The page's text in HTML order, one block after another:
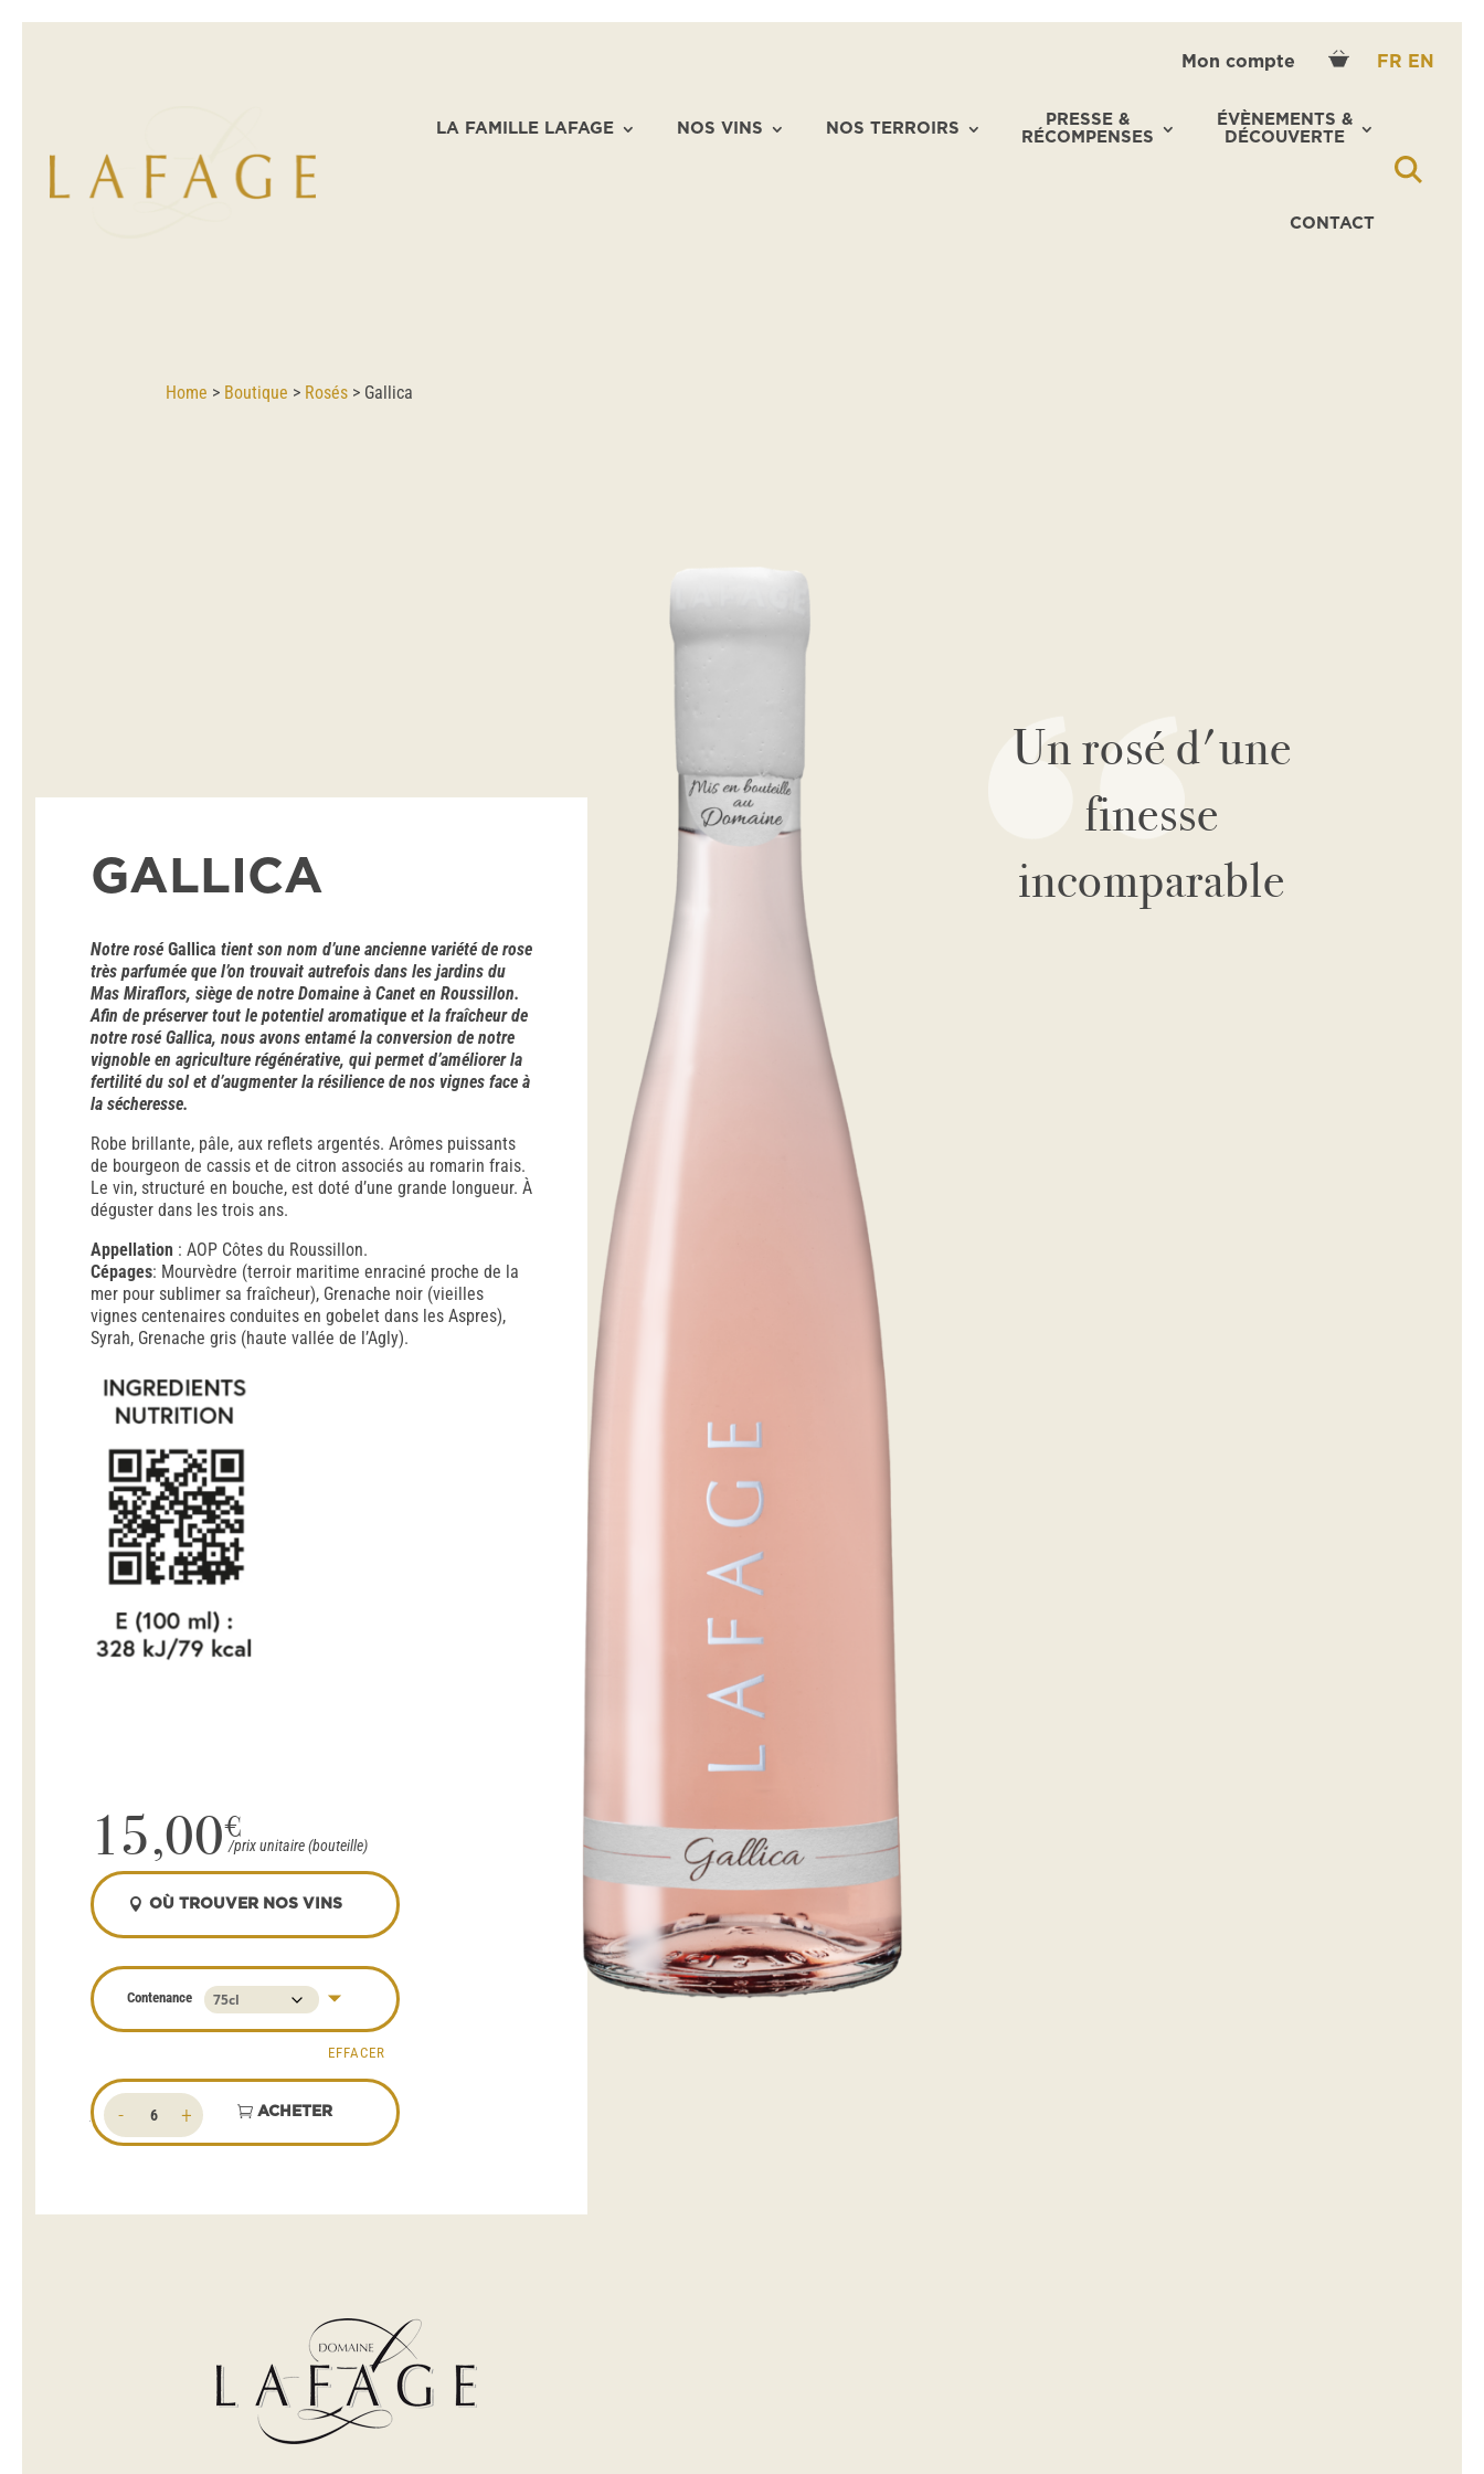
Mon compte FR EN
LA FAMILLE LAFAGE NOS VINS NOS TERROIRS
PRESSE &
RÉCOMPENSES
ÉVÈNEMENTS &
DÉCOUVERTE
CONTACT
Home > Boutique > Rosés > Gallica
GALLICA
Notre roséGallica tient son nom d’une ancienne variété de rose
très parfumée que l’on trouvait autrefois dans les jardins du
Mas Miraflors, siège de notre Domaine à Canet en Roussillon.
Afin de préserver tout le potentiel aromatique et la fraîcheur de
notre rosé Gallica, nous avons entamé la conversion de notre
vignoble en agriculture régénérative, qui permet d’améliorer la
fertilité du sol et d’augmenter la résilience de nos vignes face à
la sécheresse.
Robe brillante, pâle, aux reflets argentés. Arômes puissants
de bourgeon de cassis et de citron associés au romarin frais.
Le vin, structuré en bouche, est doté d’une grande longueur. À
déguster dans les trois ans.
Appellation : AOP Côtes du Roussillon.
Cépages: Mourvèdre (terroir maritime enraciné proche de la
mer pour sublimer sa fraîcheur), Grenache noir (vieilles
vignes centenaires conduites en gobelet dans les Aspres),
Syrah, Grenache gris (haute vallée de l’Agly).
15,00€
OÙ TROUVER NOS VINS
Contenance
EFFACER
quantité
de
Gallica
ACHETER
Un rosé d'une
finesse
incomparable